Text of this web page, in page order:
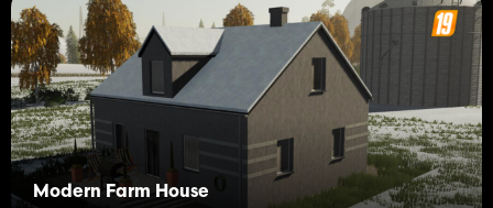
Modern Farm House